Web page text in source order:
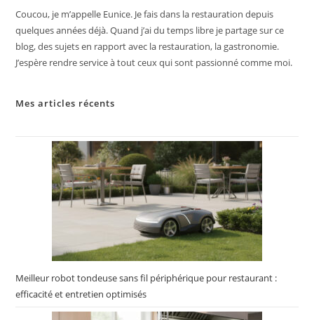
Coucou, je m’appelle Eunice. Je fais dans la restauration depuis
quelques années déjà. Quand j’ai du temps libre je partage sur ce
blog, des sujets en rapport avec la restauration, la gastronomie.
J’espère rendre service à tout ceux qui sont passionné comme moi.
Mes articles récents
Meilleur robot tondeuse sans fil périphérique pour restaurant :
efficacité et entretien optimisés